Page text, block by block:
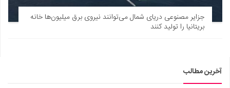
دانستنی‌ها
بازی
مسابقه
جزایر مصنوعی دریای شمال می‌توانند نیروی برق میلیون‌ها خانه
بریتانیا را تولید کنند
آخرین مطالب